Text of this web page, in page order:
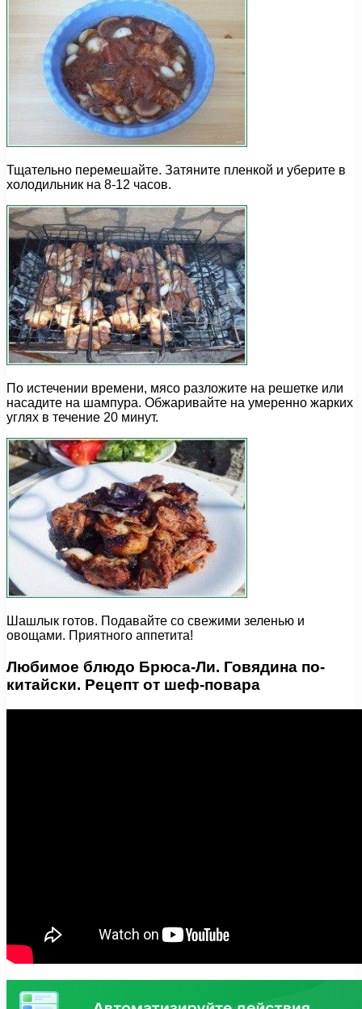
Тщательно перемешайте. Затяните пленкой и уберите в
холодильник на 8-12 часов.
По истечении времени, мясо разложите на решетке или
насадите на шампура. Обжаривайте на умеренно жарких
углях в течение 20 минут.
Шашлык готов. Подавайте со свежими зеленью и
овощами. Приятного аппетита!
Любимое блюдо Брюса-Ли. Говядина по-
китайски. Рецепт от шеф-повара